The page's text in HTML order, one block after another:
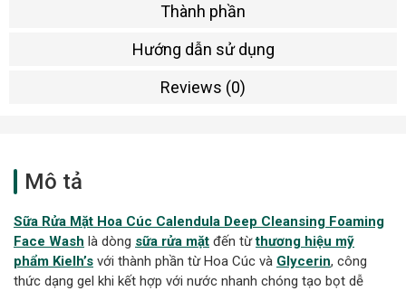
Thành phần
Hướng dẫn sử dụng
Reviews (0)
Mô tả
Sữa Rửa Mặt Hoa Cúc Calendula Deep Cleansing Foaming
Face Wash là dòng sữa rửa mặt đến từthương hiệu mỹ
phẩm Kielh’s với thành phần từ Hoa Cúc và Glycerin, công
thức dạng gel khi kết hợp với nước nhanh chóng tạo bọt dễ